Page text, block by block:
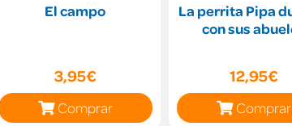
El campo
3,95€
Comprar
La perrita Pipa
con sus
12,95€
Comprar